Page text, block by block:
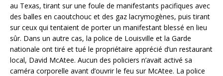
au Texas, tirant sur une foule de manifestants pacifiques avec
des balles en caoutchouc et des gaz lacrymogènes, puis tirant
sur ceux qui tentaient de porter un manifestant blessé en lieu
sûr. Dans un autre cas, la police de Louisville et la Garde
nationale ont tiré et tué le propriétaire apprécié d’un restaurant
local, David McAtee. Aucun des policiers n’avait activé sa
caméra corporelle avant d’ouvrir le feu sur McAtee. La police